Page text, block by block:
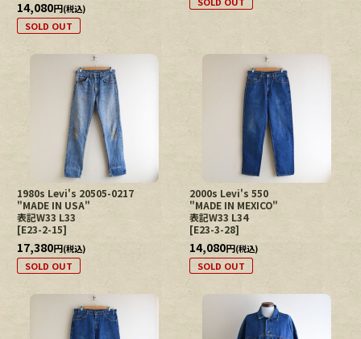
14,080円(税込)
SOLD OUT
1980s Levi's 20505-0217
"MADE IN USA"
表記W33 L33
[E23-2-15]
17,380円(税込)
SOLD OUT
2000s Levi's 550
"MADE IN MEXICO"
表記W33 L34
[E23-3-28]
14,080円(税込)
SOLD OUT